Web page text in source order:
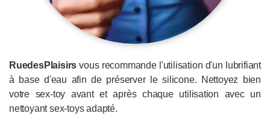
RuedesPlaisirs vous recommande l'utilisation d'un lubrifiant
à base d'eau afin de préserver le silicone. Nettoyez bien
votre sex-toy avant et après chaque utilisation avec un
nettoyant sex-toys adapté.